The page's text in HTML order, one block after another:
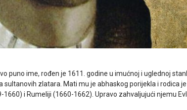
puno ime, rođen je 1611. godine u imućnoj i uglednoj
zlatara. Mati mu je abhaskog porijekla i rodica
i Rumeliji (1660-1662). Upravo zahvaljujući njemu